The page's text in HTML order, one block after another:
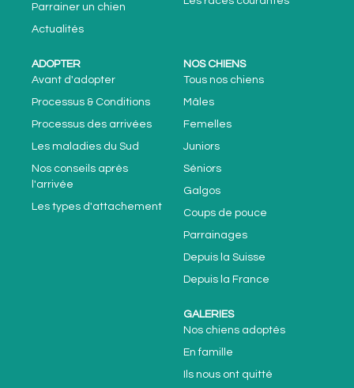
Parrainer un chien
Actualités
ADOPTER
Avant d'adopter
Processus & Conditions
Processus des arrivées
Les maladies du Sud
Nos conseils après
l'arrivée
Les types d'attachement
NOS CHIENS
Tous nos chiens
Mâles
Femelles
Juniors
Séniors
Galgos
Coups de pouce
Parrainages
Depuis la Suisse
Depuis la France
GALERIES
Nos chiens adoptés
En famille
Ils nous ont quitté